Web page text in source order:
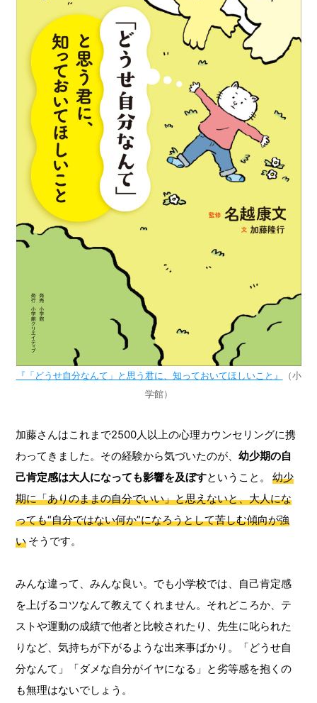
『「どうせ自分なんて」と思う君に、知っておいてほしいこと』
（小
学館）
加藤さんはこれまで2500人以上の心理カウンセリングに携
わってきました。その経験から気づいたのが、幼少期の自
己肯定感は大人になっても影響を及ぼすということ。
幼少
期に「ありのままの自分でいい」と思えないと、大人にな
っても“自分ではない何か”になろうとして苦しむ傾向が強
い そうです。
みんな違って、みんな良い。でも小学校では、自己肯定感
を上げるコツなんて教えてくれません。それどころか、テ
ストや運動の成績で他者と比較されたり、先生に叱られた
りなど、気持ちが下がるような出来事ばかり。「どうせ自
分なんて」「ダメな自分がイヤになる」と劣等感を抱くの
も無理はないでしょう。